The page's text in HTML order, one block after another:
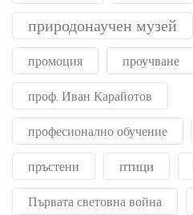
природонаучен музей
промоция проучване
проф. Иван Карайотов
професионално обучение
пръстени птици
Първата световна война